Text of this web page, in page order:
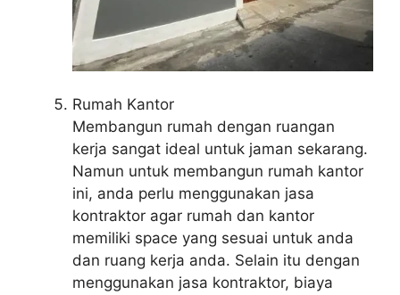
Rumah Kantor
Membangun rumah dengan ruangan
kerja sangat ideal untuk jaman sekarang.
Namun untuk membangun rumah kantor
ini, anda perlu menggunakan jasa
kontraktor agar rumah dan kantor
memiliki space yang sesuai untuk anda
dan ruang kerja anda. Selain itu dengan
menggunakan jasa kontraktor, biaya